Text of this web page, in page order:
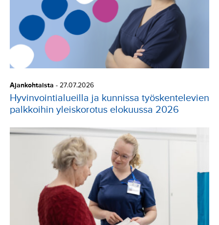
Ajankohtaista - 27.07.2026
Hyvinvointialueilla ja kunnissa työskentelevien
palkkoihin yleiskorotus elokuussa 2026